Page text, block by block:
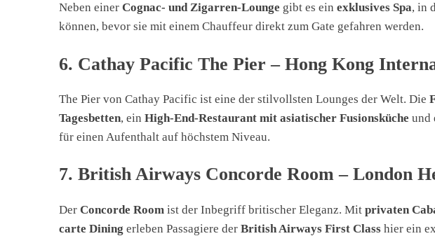
Neben einer Cognac- und Zigarren-Lounge gibt es ein exklusives Spa, in
können, bevor sie mit einem Chauffeur direkt zum Gate gefahren werden.
6. Cathay Pacific The Pier – Hong Kong
The Pier von Cathay Pacific ist eine der stilvollsten Lounges der Welt. Die
Tagesbetten, ein High-End-Restaurant mit asiatischer Fusionsküche und
für einen Aufenthalt auf höchstem Niveau.
7. British Airways Concorde Room – London
Der Concorde Room ist der Inbegriff britischer Eleganz. Mit privaten
carte Dining erleben Passagiere der British Airways First Class hier ein